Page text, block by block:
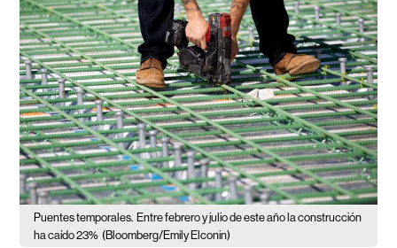
Puentes temporales. Entre febrero y julio de este año la construcción
ha caído 23% (Bloomberg/Emily Elconin)